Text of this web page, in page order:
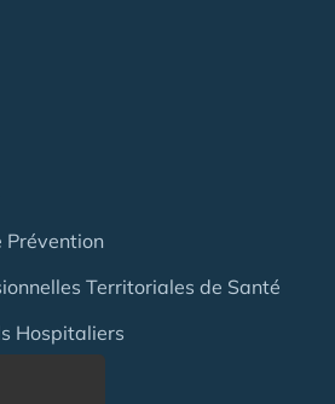
Prévention
Territoriales de Santé
Hospitaliers